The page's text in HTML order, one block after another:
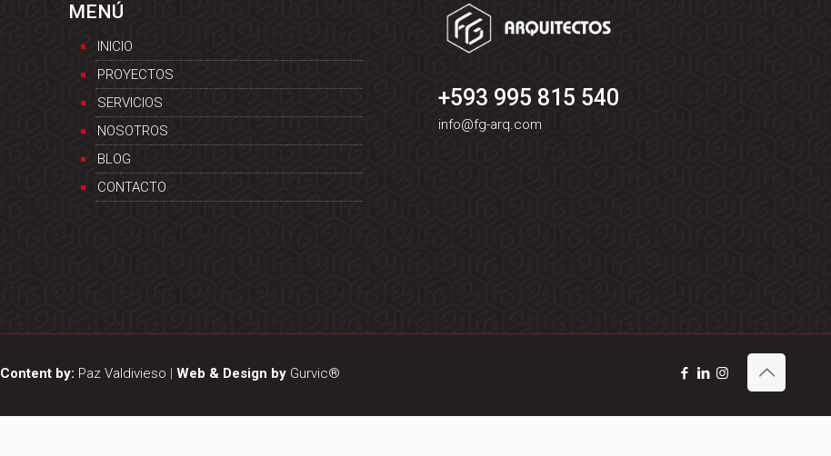
MENÚ
INICIO
PROYECTOS
SERVICIOS
NOSOTROS
BLOG
CONTACTO
+593 995 815 540
info@fg-arq.com
Content by: Paz Valdivieso |Web & Design by Gurvic®